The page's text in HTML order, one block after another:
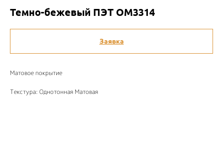
Темно-бежевый ПЭТ ОМ3314
Заявка
Матовое покрытие
Текстура: Однотонная Матовая